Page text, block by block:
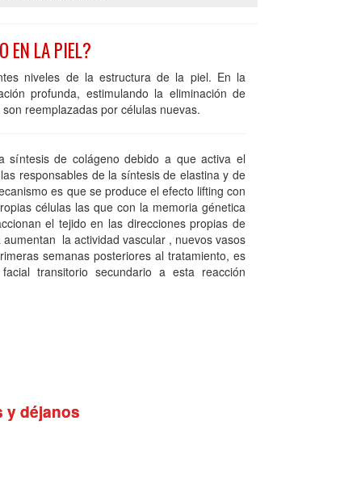
EN LA PIEL?
niveles de la estructura de la piel. En la
profunda, estimulando la eliminación de
reemplazadas por células nuevas.
síntesis de colágeno debido a que activa el
responsables de la síntesis de elastina y de
es que se produce el efecto lifting con
células las que con la memoria génetica
el tejido en las direcciones propias de
la actividad vascular , nuevos vasos
semanas posteriores al tratamiento, es
transitorio secundario a esta reacción
y déjanos